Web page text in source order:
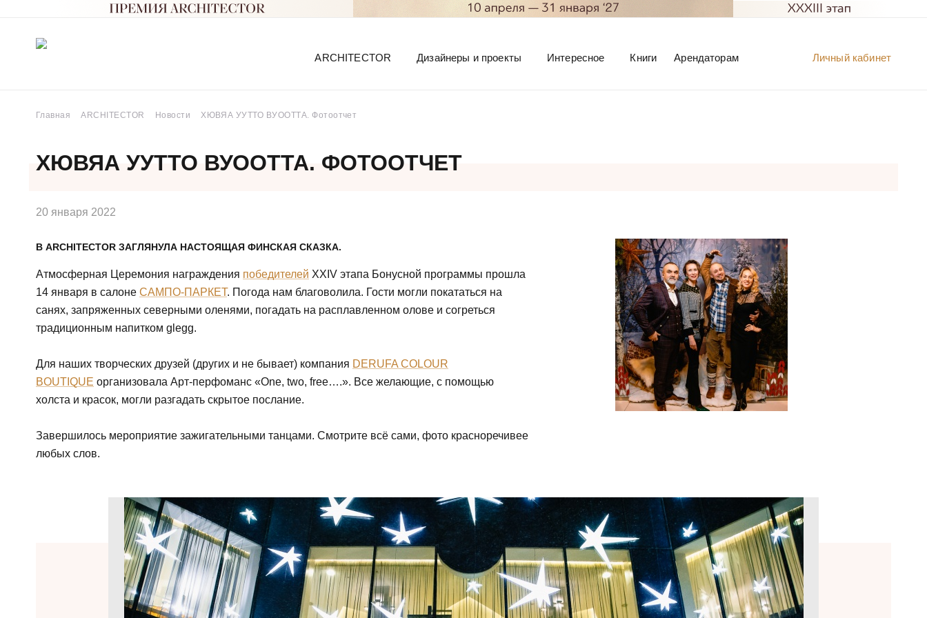
Личный кабинет
ARCHITECTOR Дизайнеры и проекты Интересное Книги Арендаторам
Главная ARCHITECTOR Новости ХЮВЯА УУТТО ВУООТТА. Фотоотчет
ХЮВЯА УУТТО ВУООТТА. ФОТООТЧЕТ
20 января 2022
В АRCHITECTOR ЗАГЛЯНУЛА НАСТОЯЩАЯ ФИНСКАЯ СКАЗКА.
Атмосферная Церемония награждения победителей XXIV этапа Бонусной программы прошла
14 января в салоне САМПО-ПАРКЕТ. Погода нам благоволила. Гости могли покататься на
санях, запряженных северными оленями, погадать на расплавленном олове и согреться
традиционным напитком glegg.
Для наших творческих друзей (других и не бывает) компания DERUFA COLOUR
BOUTIQUE организовала Арт-перфоманс «One, two, free….». Все желающие, с помощью
холста и красок, могли разгадать скрытое послание.
Завершилось мероприятие зажигательными танцами. Смотрите всё сами, фото красноречивее
любых слов.